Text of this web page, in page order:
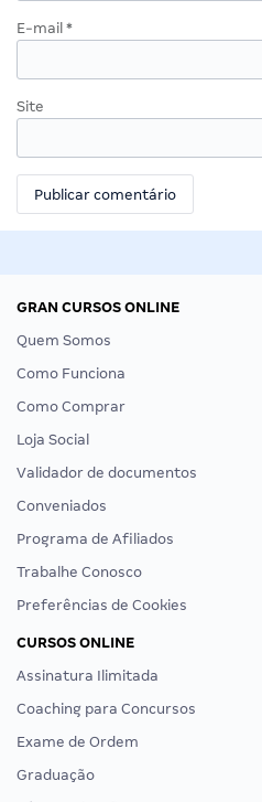
E-mail *
Site
GRAN CURSOS ONLINE
Quem Somos
Como Funciona
Como Comprar
Loja Social
Validador de documentos
Conveniados
Programa de Afiliados
Trabalhe Conosco
Preferências de Cookies
CURSOS ONLINE
Assinatura Ilimitada
Coaching para Concursos
Exame de Ordem
Graduação